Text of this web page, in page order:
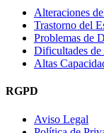
Alteraciones
Trastorno del
Problemas de
Dificultades
Altas
RGPD
Aviso Legal